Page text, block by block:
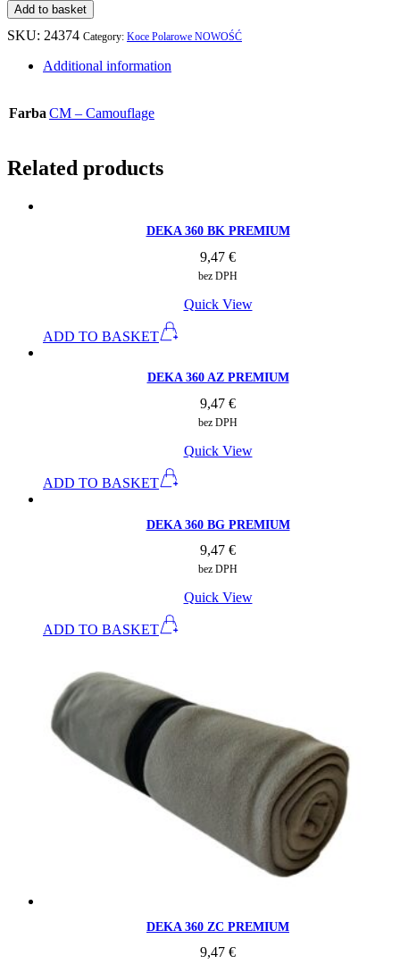
Add to basket
SKU: 24374 Category: Koce Polarowe NOWOŚĆ
Additional information
Farba CM – Camouflage
Related products
DEKA 360 BK PREMIUM
9,47 €
bez DPH
Quick View
ADD TO BASKET
DEKA 360 AZ PREMIUM
9,47 €
bez DPH
Quick View
ADD TO BASKET
DEKA 360 BG PREMIUM
9,47 €
bez DPH
Quick View
ADD TO BASKET
DEKA 360 ZC PREMIUM
9,47 €